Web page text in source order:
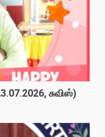
சுவிஸ்)